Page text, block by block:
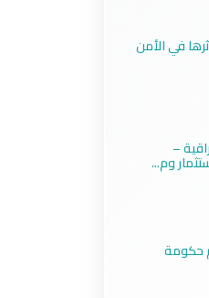
في الأمن
–
وم...
حكومة